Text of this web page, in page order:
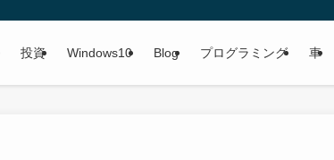
投資 Windows10 Blog プログラミング 車